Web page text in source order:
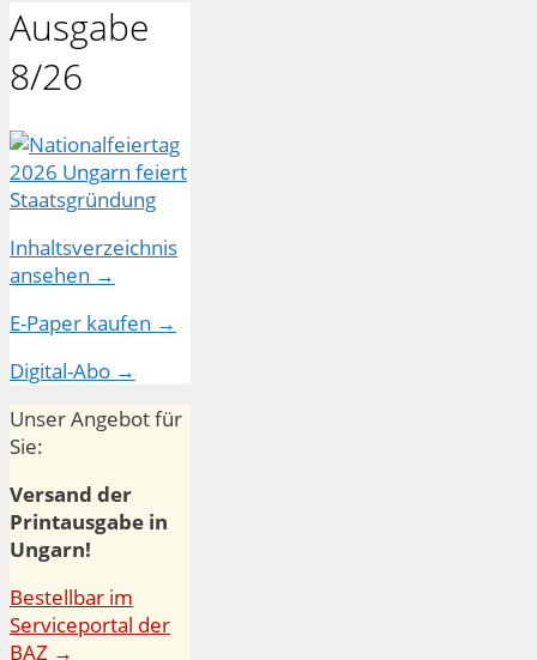
Ausgabe
8/26
Inhaltsverzeichnis
ansehen →
E-Paper kaufen →
Digital-Abo →
Unser Angebot für
Sie:
Versand der
Printausgabe in
Ungarn!
Bestellbar im
Serviceportal der
BAZ →